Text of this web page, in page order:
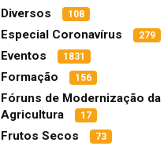
Diversos 108
Especial Coronavírus 279
Eventos 1831
Formação 156
Fóruns de Modernização da
Agricultura
17
Frutos Secos 73